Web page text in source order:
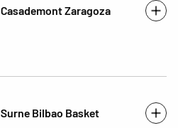
Casademont Zaragoza
Surne Bilbao Basket